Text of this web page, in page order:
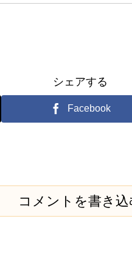
シェアする
Facebook
コメントを書き込